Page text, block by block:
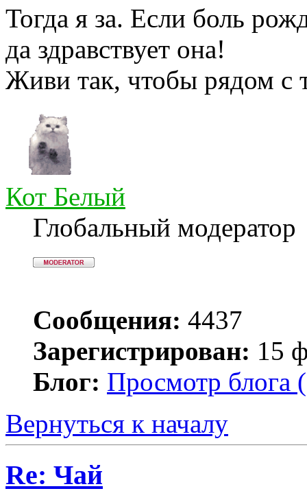
Тогда я за. Если боль
да здравствует она!
Живи так, чтобы рядом с
Кот Белый
Глобальный модератор
Сообщения: 4437
Зарегистрирован: 15
Блог: Просмотр блога
Вернуться к началу
Re: Чай